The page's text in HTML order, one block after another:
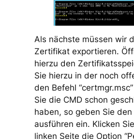
Als nächste müssen wir
Zertifikat exportieren.
hierzu den
Sie hierzu in der noch
den Befehl
Sie die CMD schon
haben, so geben Sie
ausführen ein. Klicken
linken Seite die Option